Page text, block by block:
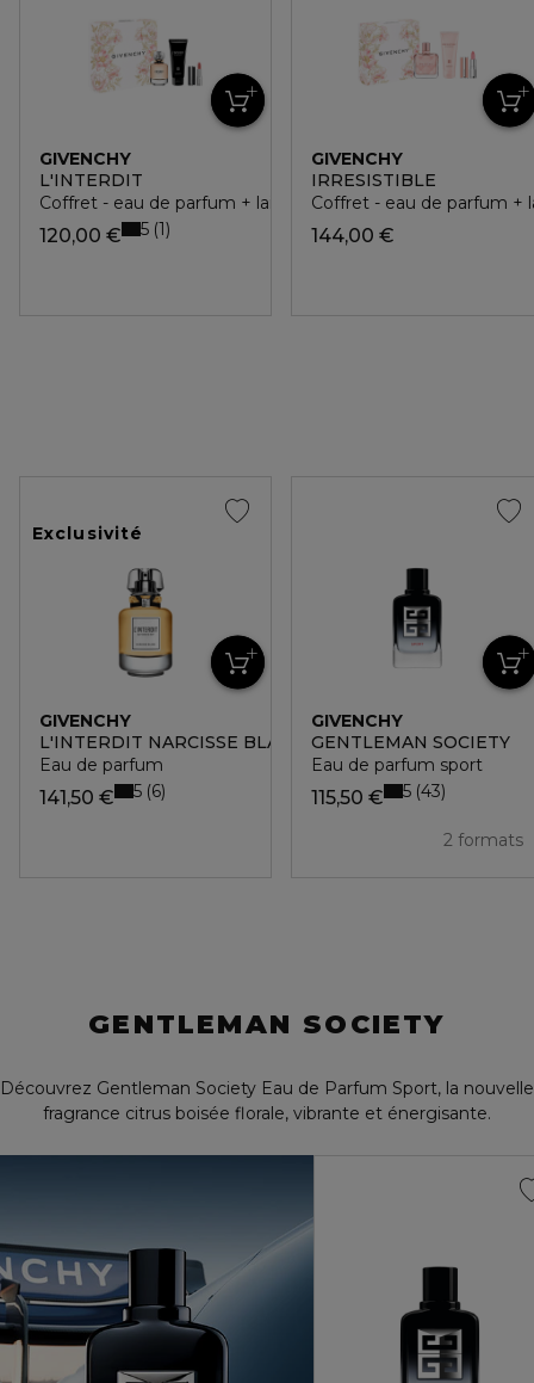
GIVENCHY
L'INTERDIT
Coffret - eau de parfum + lait corps + mini le rouge interdit
120,00 € 5 1
GIVENCHY
IRRESISTIBLE
Coffret - eau de parfum +
144,00 €
Exclusivité
GIVENCHY
L'INTERDIT NARCISSE BLANC
Eau de parfum
141,50 € 5 6
GIVENCHY
GENTLEMAN SOCIETY
Eau de parfum sport
115,50 €
2 formats
5 43
GENTLEMAN SOCIETY
Découvrez Gentleman Society Eau de Parfum Sport, la nouvelle
fragrance citrus boisée florale, vibrante et énergisante.